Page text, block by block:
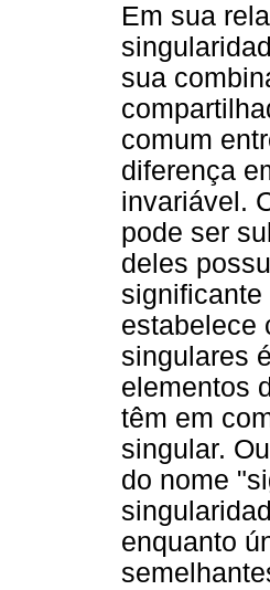
Em sua
sua
comum
diferença
invariável.
pode ser
deles
estabelece
singulares
elementos
têm em
singular.
do nome
enquanto